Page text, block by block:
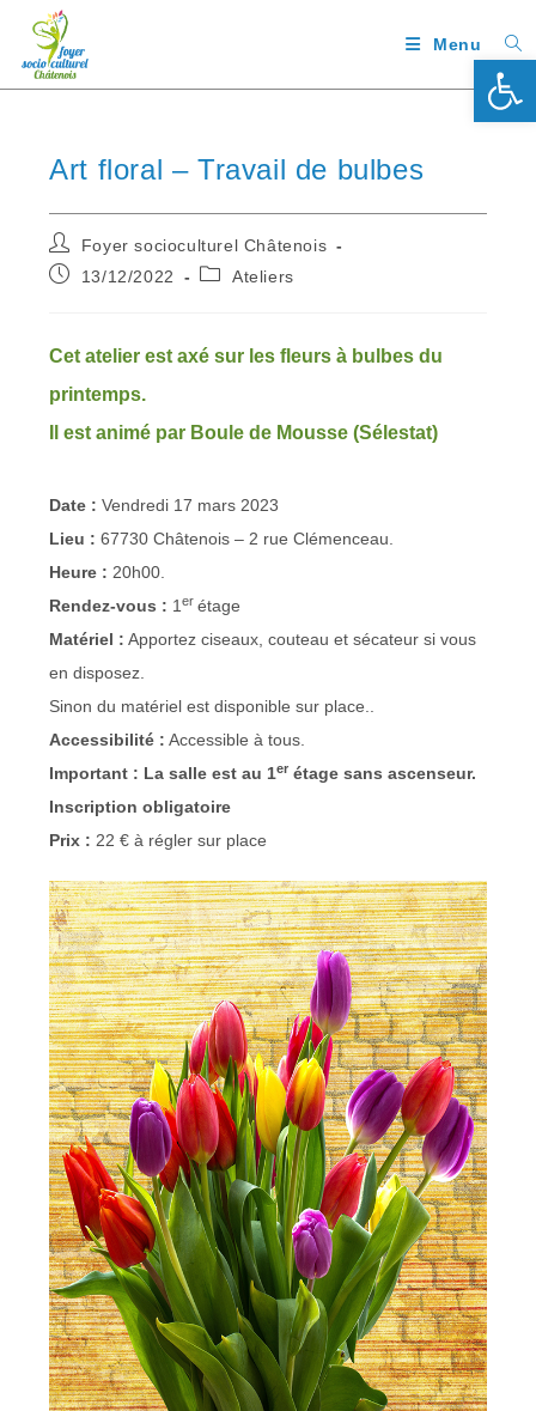
Menu
Art floral – Travail de bulbes
Foyer socioculturel Châtenois
13/12/2022
Ateliers
Cet atelier est axé sur les fleurs à bulbes du
printemps.
Il est animé par Boule de Mousse (Sélestat)
Date :Vendredi 17 mars 2023
Lieu :67730 Châtenois – 2 rue Clémenceau.
Heure : 20h00.
Rendez-vous : 1er étage
Matériel : Apportez ciseaux, couteau et sécateur si vous
en disposez.
Sinon du matériel est disponible sur place..
Accessibilité : Accessible à tous.
Important : La salle est au 1er étage sans ascenseur.
Inscription obligatoire
Prix : 22 € à régler sur place